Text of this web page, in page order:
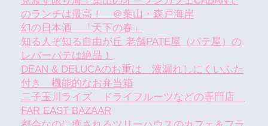
のランチは最高！ ＠葉山・森戸海岸
幻の日本酒 「天下の春」
知る人ぞ知る自由が丘 老舗PATE屋（パテ屋）の
レバーパテは絶品！
DEAN & DELUCAのお重は 液漏れしにくいふた
付き 機能的なお弁当箱
二子玉川ライズ ドライフルーツなどの専門店
FAR EAST BAZAAR